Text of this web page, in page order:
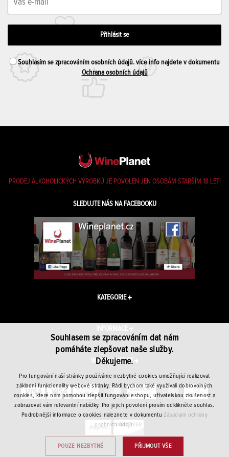
Souhlasím se zpracováním osobních údajů. více info najdete v dokumentu
Ochrana osobních údajů
PRODEJ ALKOHOLICKÝCH VÝROBKŮ JE POVOLEN JEN OSOBÁM STARŠÍM 18 LET!
SLEDUJTE NÁS NA FACEBOOKU
KATEGORIE
INFORMACE
WINEPLANET.CZ
Souhlasem se zpracováním dat nám
pomáháte zlepšovat naše služby.
Děkujeme.
Pro fungování naší stránky používáme nezbytné cookies umožňující realizovat
základní funkcionality webové stránky. Rádi bychom také využívali dobrovolných
cookies, které nám pomohou zlepšit fungování eshopu, uživatelskou zkušenost a
zobrazovat vám relevantní nabídky. Pro jejich povolení prosím odklikněte souhlas.
Podrobnější informace o cookies naleznete v dokumentuZásadami ochrany
osobních údajů.
PŘIJMOUT VŠE
POUZE NEZBYTNÉ